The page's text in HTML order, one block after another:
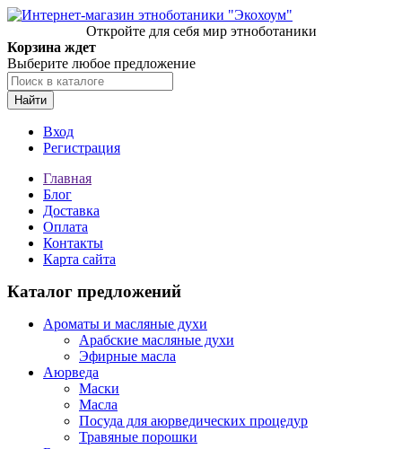
Откройте для себя мир этноботаники
Корзина ждет
Выберите любое предложение
Найти
Вход
Регистрация
Главная
Блог
Доставка
Оплата
Контакты
Карта сайта
Каталог предложений
Ароматы и масляные духи
Арабские масляные духи
Эфирные масла
Аюрведа
Маски
Масла
Посуда для аюрведических процедур
Травяные порошки